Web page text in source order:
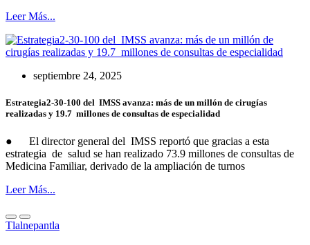
Leer Más...
septiembre 24, 2025
Estrategia2-30-100 del IMSS avanza: más de un millón de cirugías
realizadas y 19.7 millones de consultas de especialidad
● El director general del IMSS reportó que gracias a esta
estrategia de salud se han realizado 73.9 millones de consultas de
Medicina Familiar, derivado de la ampliación de turnos
Leer Más...
Tlalnepantla